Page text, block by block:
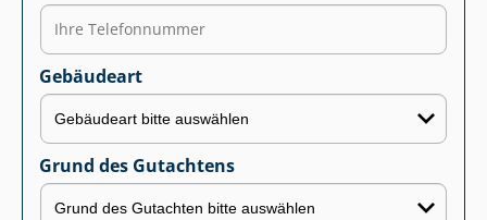
Gebäudeart
Grund des Gutachtens